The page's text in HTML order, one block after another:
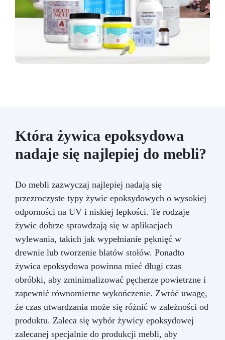
Która żywica epoksydowa
nadaje się najlepiej do mebli?
Do mebli zazwyczaj najlepiej nadają się
przezroczyste typy żywic epoksydowych o wysokiej
odporności na UV i niskiej lepkości. Te rodzaje
żywic dobrze sprawdzają się w aplikacjach
wylewania, takich jak wypełnianie pęknięć w
drewnie lub tworzenie blatów stołów. Ponadto
żywica epoksydowa powinna mieć długi czas
obróbki, aby zminimalizować pęcherze powietrzne i
zapewnić równomierne wykończenie. Zwróć uwagę,
że czas utwardzania może się różnić w zależności od
produktu. Zaleca się wybór żywicy epoksydowej
zalecanej specjalnie do produkcji mebli, aby